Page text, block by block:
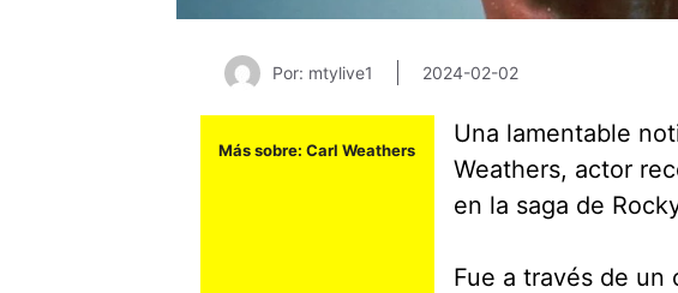
Por: mtylive1 2024-02-02
Más sobre:Carl Weathers
Una lamentable
Weathers, actor
en la saga de
Fue a través de un